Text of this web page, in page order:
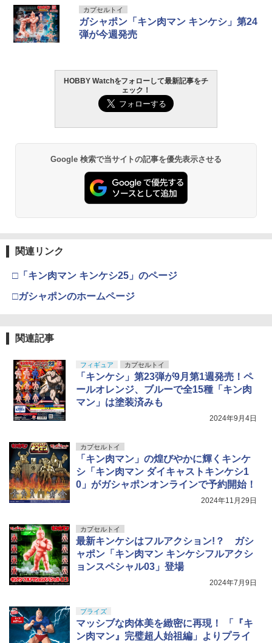
カプセルトイ
ガシャポン「キン肉マン キンケシ」第24
弾が今週発売
HOBBY Watchをフォローして最新記事をチ
ェック！
Google 検索で当サイトの記事を優先表示させる
関連リンク
□「キン肉マン キンケシ25」のページ
□ガシャポンのホームページ
関連記事
フィギュア カプセルトイ
「キンケシ」第23弾が9月第1週発売！ペ
ールオレンジ、ブルーで全15種「キン肉
マン」は塗装済みも
2024年9月4日
カプセルトイ
「キン肉マン」の煌びやかに輝くキンケ
シ「キン肉マン ダイキャストキンケシ1
0」がガシャポンオンラインで予約開始！
2024年11月29日
カプセルトイ
最新キンケシはフルアクション!？ ガシ
ャポン「キン肉マン キンケシフルアクシ
ョンスペシャル03」登場
2024年7月9日
プライズ
マッシブな肉体美を緻密に再現！ 「『キ
ン肉マン』完璧超人始祖編」よりプライ